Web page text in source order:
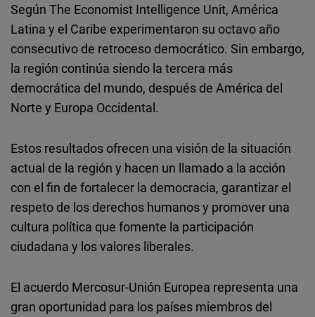
Según The Economist Intelligence Unit, América
Latina y el Caribe experimentaron su octavo año
consecutivo de retroceso democrático. Sin embargo,
la región continúa siendo la tercera más
democrática del mundo, después de América del
Norte y Europa Occidental.
Estos resultados ofrecen una visión de la situación
actual de la región y hacen un llamado a la acción
con el fin de fortalecer la democracia, garantizar el
respeto de los derechos humanos y promover una
cultura política que fomente la participación
ciudadana y los valores liberales.
El acuerdo Mercosur-Unión Europea representa una
gran oportunidad para los países miembros del